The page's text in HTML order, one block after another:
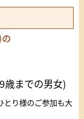
までの男女)
り様のご参加も大